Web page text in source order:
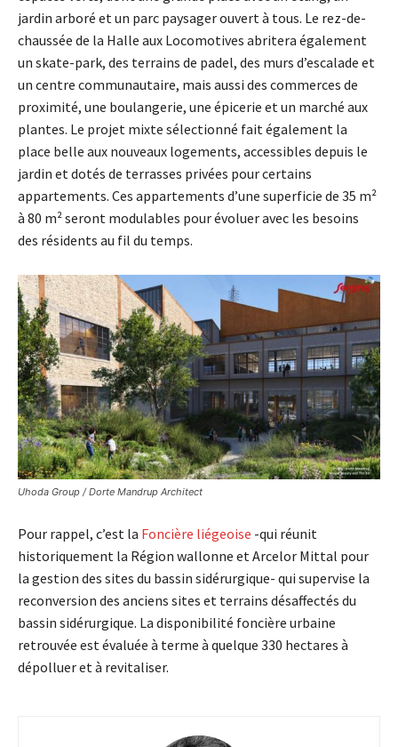
jardin arboré et un parc paysager ouvert à tous. Le rez-de-
chaussée de la Halle aux Locomotives abritera également
un skate-park, des terrains de padel, des murs d’escalade et
un centre communautaire, mais aussi des commerces de
proximité, une boulangerie, une épicerie et un marché aux
plantes. Le projet mixte sélectionné fait également la
place belle aux nouveaux logements, accessibles depuis le
jardin et dotés de terrasses privées pour certains
appartements. Ces appartements d’une superficie de 35 m²
à 80 m² seront modulables pour évoluer avec les besoins
des résidents au fil du temps.
Uhoda Group / Dorte Mandrup Architect
Pour rappel, c’est la Foncière liégeoise -qui réunit
historiquement la Région wallonne et Arcelor Mittal pour
la gestion des sites du bassin sidérurgique- qui supervise la
reconversion des anciens sites et terrains désaffectés du
bassin sidérurgique. La disponibilité foncière urbaine
retrouvée est évaluée à terme à quelque 330 hectares à
dépolluer et à revitaliser.